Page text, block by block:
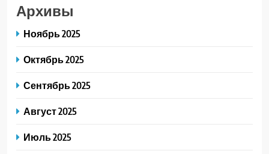
Архивы
Ноябрь 2025
Октябрь 2025
Сентябрь 2025
Август 2025
Июль 2025